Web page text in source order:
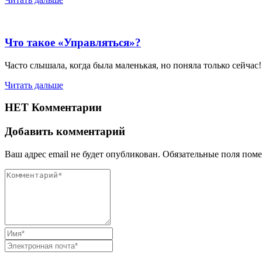
Что такое «Управляться»?
Часто слышала, когда была маленькая, но поняла только
Читать дальше
НЕТ Комментарии
Добавить комментарий
Ваш адрес email не будет опубликован. Обязательные поля